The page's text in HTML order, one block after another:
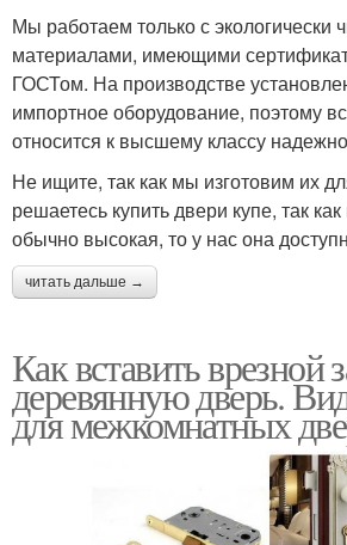
Мы работаем только с экологически
материалами, имеющими
ГОСТом. На производстве
импортное оборудование, поэтому
относится к высшему классу
Не ищите, так как мы изготовим их
решаетесь купить двери купе, так
обычно высокая, то у нас она
читать дальше →
Как вставить врезной
деревянную дверь.
для межкомнатных